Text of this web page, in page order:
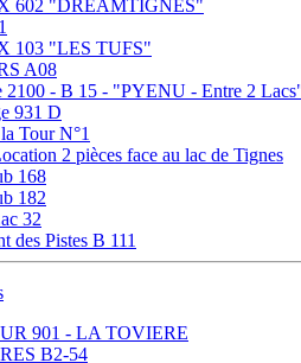
602 "DREAMTIGNES"
103 "LES TUFS"
A08
2100 - B 15 - "PYENU - Entre 2
931 D
Tour N°1
2 pièces face au lac de Tignes
168
182
32
des Pistes B 111
901 - LA TOVIERE
B2-54